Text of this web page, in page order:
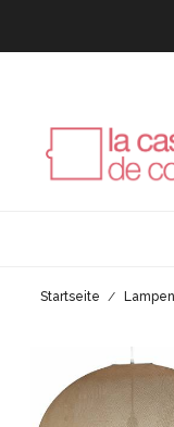
Startseite Lampen